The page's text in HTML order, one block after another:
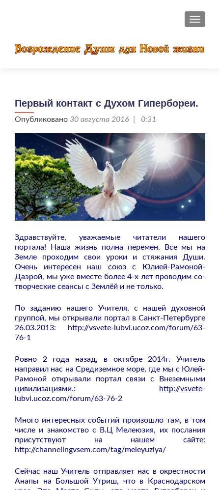
Первый контакт с Духом Гипербореи.
Опубликовано 30 августа 2016 | 0:31
Здравствуйте, уважаемые читатели нашего
портала! Наша жизнь полна перемен. Все мы на
Земле проходим свои уроки и стяжания Души.
Очень интересен наш союз с Юлией-Рамоной-
Даэрой, мы уже вместе более 4-х лет проводим со-
творческие сеансы с Землёй и не только.
По заданию нашего Учителя, с нашей духовной
группой, мы открывали портал в Санкт-Петербурге
26.03.2013:
http://vsvete-lubvi.ucoz.com/forum/63-
76-1
Ровно 2 года назад, в октябре 2014г. Учитель
направил нас на Средиземное море, где мы с Юлей-
Рамоной открывали портал связи с Внеземными
цивилизациями.:
http://vsvete-
lubvi.ucoz.com/forum/63-76-2
Много интересных событий произошло там, в том
числе и знакомство с В.Ц Мелеюзия, их послания
присутствуют на нашем сайте:
http://channelingvsem.com/tag/meleyuziya/
Сейчас наш Учитель отправляет нас в окрестности
Анапы на Большой Утриш, что в Краснодарском